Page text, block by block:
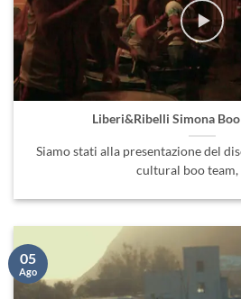
Liberi&Ribelli Simona
Siamo stati alla presentazione del
cultural boo team,
05
Ago